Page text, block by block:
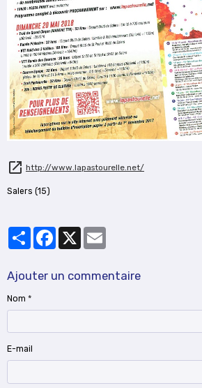
http://www.lapastourelle.net/
Salers (15)
PartagerFacebook
Ajouter un commentaire
Nom
E-mail